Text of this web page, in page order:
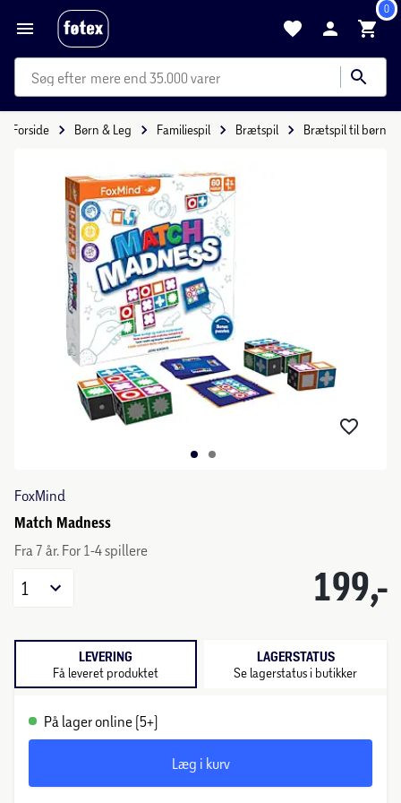
0
mere end 35.000 varer
Forside Børn & Leg Familiespil Brætspil Brætspil til børn
FoxMind
Match Madness
Fra 7 år. For 1-4 spillere
199,-
1
LEVERING
Få leveret produktet
LAGERSTATUS
Se lagerstatus i butikker
På lager online (5+)
Læg i kurv